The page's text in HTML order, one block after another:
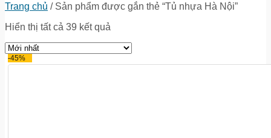
Trang chủ /Sản phẩm được gắn thẻ “Tủ nhựa Hà Nội”
Hiển thị tất cả 39 kết quả
-45%